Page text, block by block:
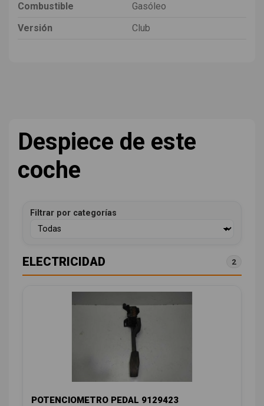
Combustible
Gasóleo
Versión
Club
Despiece de este
coche
Filtrar por categorías
ELECTRICIDAD 2
POTENCIOMETRO PEDAL 9129423